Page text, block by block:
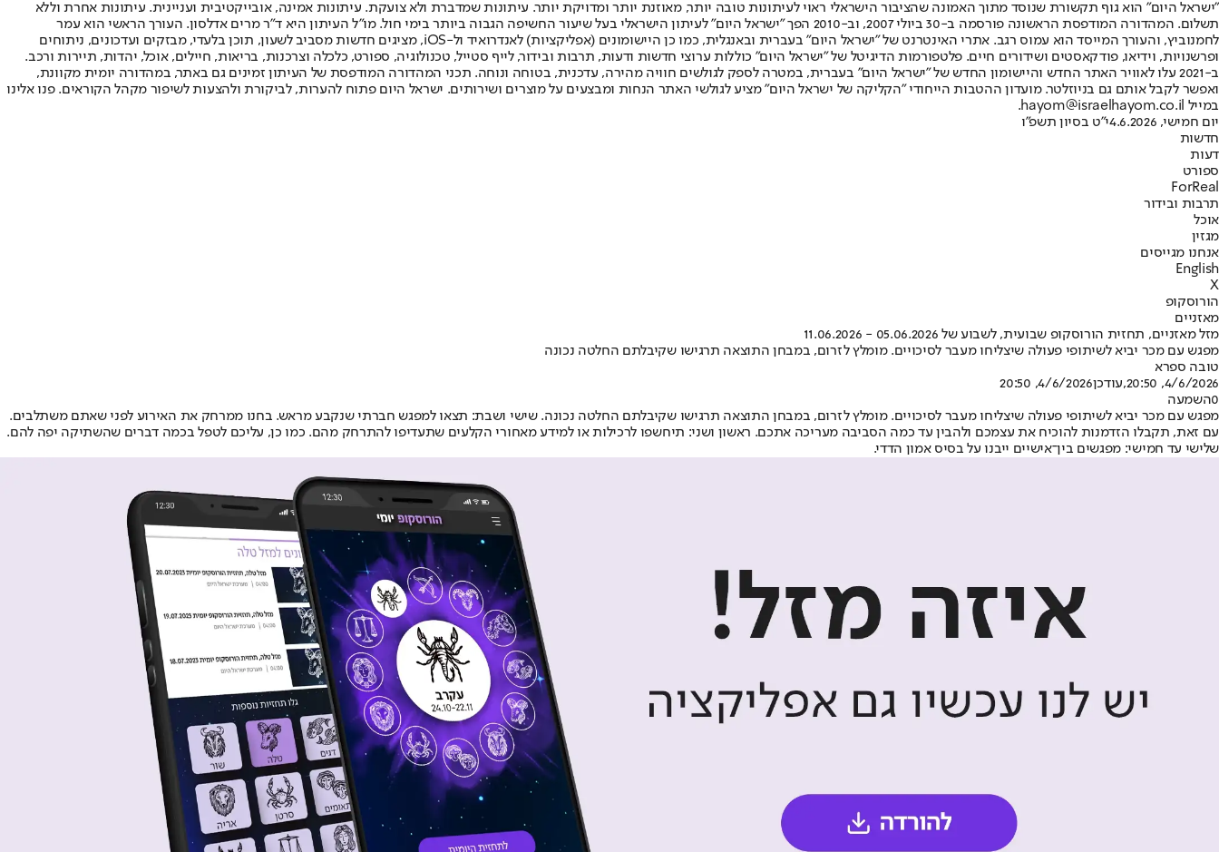
"ישראל היום" הוא גוף תקשורת שנוסד מתוך האמונה שהציבור הישראלי ראוי לעיתונות טובה יותר, מאוזנת יותר ומדויקת יותר. עיתונות שמדברת ולא צועקת. עיתונות אמינה, אובייקטיבית ועניינית. עיתונות אחרת וללא
תשלום. המהדורה המודפסת הראשונה פורסמה ב-30 ביולי 2007, וב-2010 הפך "ישראל היום" לעיתון הישראלי בעל שיעור החשיפה הגבוה ביותר בימי חול. מו"ל העיתון היא ד"ר מרים אדלסון. העורך הראשי הוא עמר
לחמנוביץ, והעורך המייסד הוא עמוס רגב. אתרי האינטרנט של "ישראל היום" בעברית ובאנגלית, כמו כן היישומונים (אפליקציות) לאנדרואיד ול-iOS, מציגים חדשות מסביב לשעון, תוכן בלעדי, מבזקים ועדכונים, ניתוחים
ופרשנויות, וידיאו, פודקאסטים ושידורים חיים. פלטפורמות הדיגיטל של "ישראל היום" כוללות ערוצי חדשות ודעות, תרבות ובידור, לייף סטייל, טכנולוגיה, ספורט, כלכלה וצרכנות, בריאות, חיילים, אוכל, יהדות, תיירות ורכב.
ב-2021 עלו לאוויר האתר החדש והיישומון החדש של "ישראל היום" בעברית, במטרה לספק לגולשים חוויה מהירה, עדכנית, בטוחה ונוחה. תכני המהדורה המודפסת של העיתון זמינים גם באתר, במהדורה יומית מקוונת,
ואפשר לקבל אותם גם בניוזלטר. מועדון ההטבות הייחודי "הקליקה של ישראל היום" מציע לגולשי האתר הנחות ומבצעים על מוצרים ושירותים. ישראל היום פתוח להערות, לביקורת ולהצעות לשיפור מקהל הקוראים. פנו אלינו
במייל hayom@israelhayom.co.il.
יום חמישי, 4.6.2026
י"ט בסיון תשפ"ו
חדשות
דעות
ספורט
ForReal
תרבות ובידור
אוכל
מגזין
אנחנו מגייסים
English
X
הורוסקופ
מאזניים
מזל מאזניים, תחזית הורוסקופ שבועית, לשבוע של 05.06.2026 - 11.06.2026
מפגש עם מכר יביא לשיתופי פעולה שיצליחו מעבר לסיכויים. מומלץ לזרום, במבחן התוצאה תרגישו שקיבלתם החלטה נכונה
טובה ספרא
4/6/2026, 20:50
,עודכן4/6/2026, 20:50
0השמעה
מפגש עם מכר יביא לשיתופי פעולה שיצליחו מעבר לסיכויים. מומלץ לזרום, במבחן התוצאה תרגישו שקיבלתם החלטה נכונה. שישי ושבת: תצאו למפגש חברתי שנקבע מראש. בחנו ממרחק את האירוע לפני שאתם משתלבים.
עם זאת, תקבלו הזדמנות להוכיח את עצמכם ולהבין עד כמה הסביבה מעריכה אתכם. ראשון ושני: תיחשפו לרכילות או למידע מאחורי הקלעים שתעדיפו להתרחק מהם. כמו כן, עליכם לטפל בכמה דברים שהשתיקה יפה להם.
שלישי עד חמישי: מפגשים בין־אישיים ייבנו על בסיס אמון הדדי.